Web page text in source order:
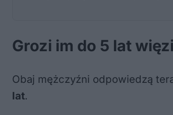
Grozi im do 5 lat
Obaj mężczyźni odpowiedzą
lat.